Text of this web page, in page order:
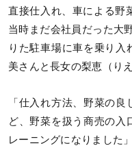
直接仕入れ、車による野
当時まだ会社員だった大
りた駐車場に車を乗り入
美さんと長女の梨恵（り
「仕入れ方法、野菜の
ど、野菜を扱う商売の入
レーニングになりました」